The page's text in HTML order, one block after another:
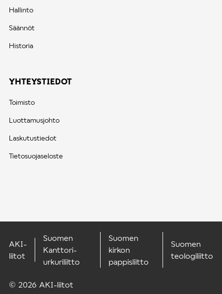
Hallinto
Säännöt
Historia
YHTEYSTIEDOT
Toimisto
Luottamusjohto
Laskutustiedot
Tietosuojaseloste
© 2026 AKI-liitot
AKI-
liitot
Suomen
Kanttori-
urkuriliitto
Suomen
kirkon
pappisliitto
Suomen
teologiliitto